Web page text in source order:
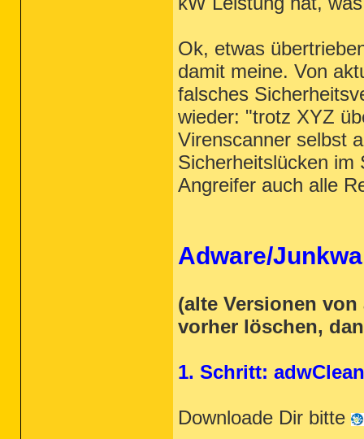
Ok, etwas
damit meine. Von
falsches
wieder: "trotz XYZ
Virenscanner selbst
Sicherheitslücken im
Angreifer auch alle
Adware/
(alte Versionen
vorher löschen,
1. Schritt:
Downloade Dir bitte